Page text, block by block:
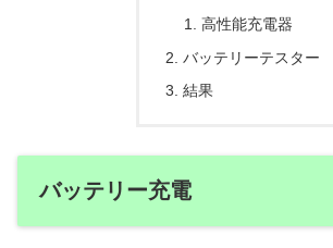
高性能充電器
バッテリーテスター
結果
バッテリー充電